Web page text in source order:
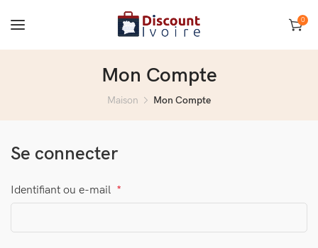
0
Mon Compte
Maison Mon Compte
Se connecter
Identifiant ou e-mail *